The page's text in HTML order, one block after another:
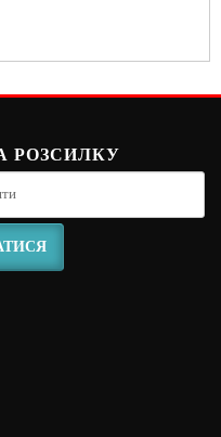
РОЗСИЛКУ